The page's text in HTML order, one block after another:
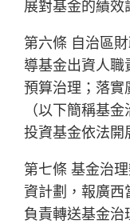
展對基金的績效
第六條 自治區
導基金出資人職
預算治理；落實
（以下簡稱基
投資基金依法開
第七條 基金治
資計劃，報廣西
負責轉送基金